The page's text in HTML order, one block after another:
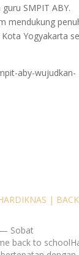
SMPIT ABY.
mendukung
Yogyakarta
aby-wujudkan-
| BACK
— Sobat
back to